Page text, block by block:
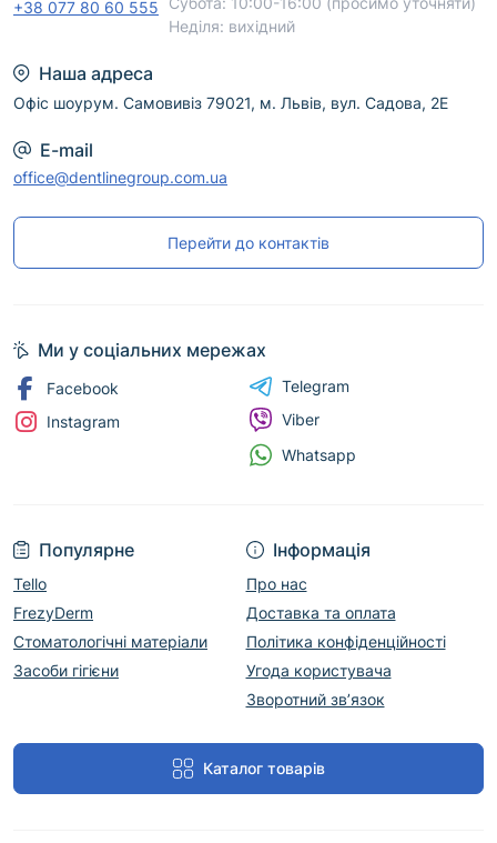
+38 077 80 60 555
Неділя: вихідний
Наша адреса
Офіс шоурум. Самовивіз 79021, м. Львів, вул. Садова, 2Е
E-mail
office@dentlinegroup.com.ua
Перейти до контактів
Популярне
Tello
FrezyDerm
Стоматологічні матеріали
Засоби гігієни
Інформація
Про нас
Доставка та оплата
Політика конфіденційності
Угода користувача
Зворотний зв’язок
Каталог товарів
Ми у соціальних мережах
Facebook
Instagram
Telegram
Viber
Whatsapp